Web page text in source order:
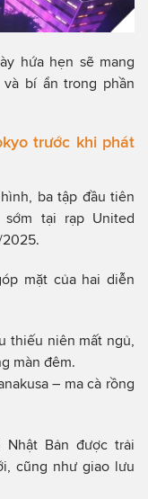
hứa hẹn sẽ mang
bí ẩn trong phần
trước khi phát
ba tập đầu tiên
tại rạp United
2025.
mặt của hai diễn
thiếu niên mất ngủ,
màn đêm.
– ma cà rồng
Bản được trải
cũng như giao lưu